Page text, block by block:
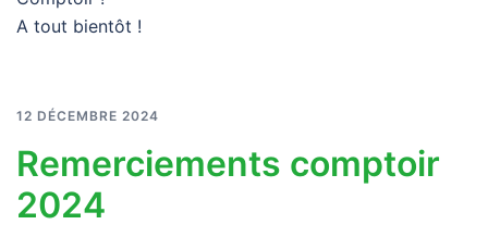
A tout bientôt !
12 DÉCEMBRE 2024
Remerciements comptoir
2024